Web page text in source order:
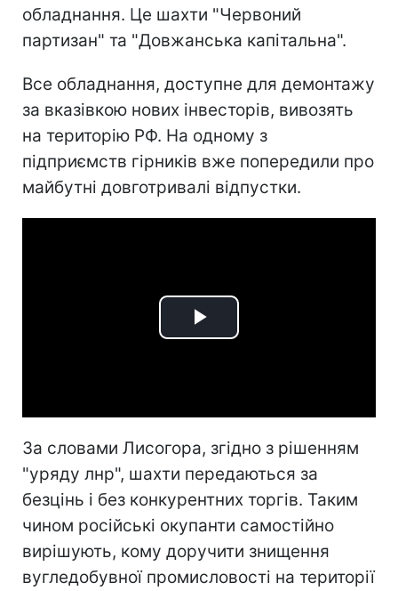
обладнання. Це шахти "Червоний
партизан" та "Довжанська капітальна".
Все обладнання, доступне для демонтажу
за вказівкою нових інвесторів, вивозять
на територію РФ. На одному з
підприємств гірників вже попередили про
майбутні довготривалі відпустки.
Play
За словами Лисогора, згідно з рішенням
"уряду лнр", шахти передаються за
безцінь і без конкурентних торгів. Таким
чином російські окупанти самостійно
вирішують, кому доручити знищення
вугледобувної промисловості на території